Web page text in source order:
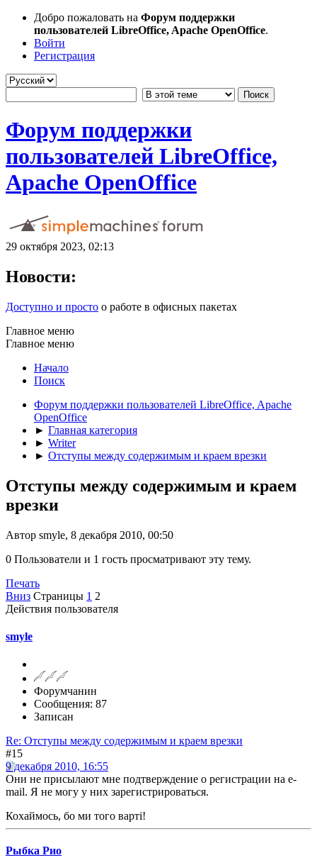
Добро пожаловать на Форум поддержки
пользователей LibreOffice, Apache OpenOffice.
Войти
Регистрация
Форум поддержки
пользователей LibreOffice,
Apache OpenOffice
29 октября 2023, 02:13
Новости:
Доступно и просто о работе в офисных пакетах
Главное меню
Главное меню
Начало
Поиск
Форум поддержки пользователей LibreOffice, Apache
OpenOffice
► Главная категория
► Writer
► Отступы между содержимым и краем врезки
Отступы между содержимым и краем
врезки
Автор smyle, 8 декабря 2010, 00:50
0 Пользователи и 1 гость просматривают эту тему.
Печать
Вниз Страницы 1 2
Действия пользователя
smyle
Форумчанин
Сообщения: 87
Записан
Re: Отступы между содержимым и краем врезки
#15
9 декабря 2010, 16:55
Oни не присылают мне подтверждение о регистрации на e-
mail. Я не могу у них зарегистрироваться.
Кохаймось, бо ми того варті!
Рыбка Рио